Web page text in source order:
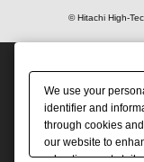
© Hitachi High-
We use your
identifier and
through cookies
our website to
advertisements